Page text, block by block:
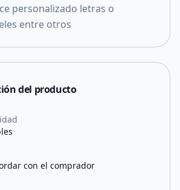
personalizado letras o
entre otros
del producto
con el comprador